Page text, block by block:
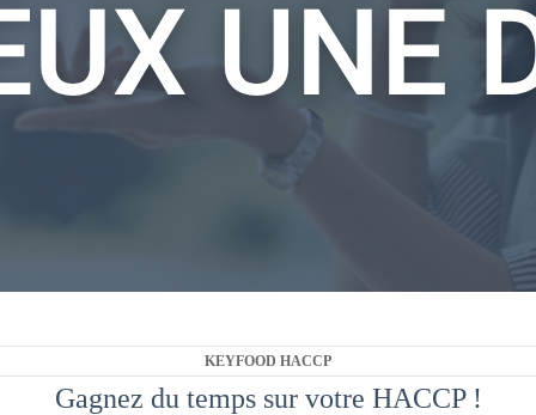
KEYFOOD HACCP
Gagnez du temps sur votre HACCP !